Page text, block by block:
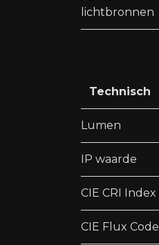
lichtbronnen
Technisch
Lumen
IP waarde
CIE CRI Index
CIE Flux Code